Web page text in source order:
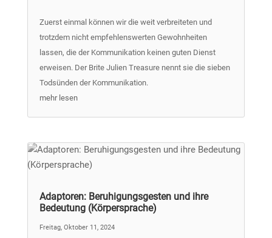
Zuerst einmal können wir die weit verbreiteten und
trotzdem nicht empfehlenswerten Gewohnheiten
lassen, die der Kommunikation keinen guten Dienst
erweisen. Der Brite Julien Treasure nennt sie die sieben
Todsünden der Kommunikation.
mehr lesen
Adaptoren: Beruhigungsgesten und ihre
Bedeutung (Körpersprache)
Freitag, Oktober 11, 2024